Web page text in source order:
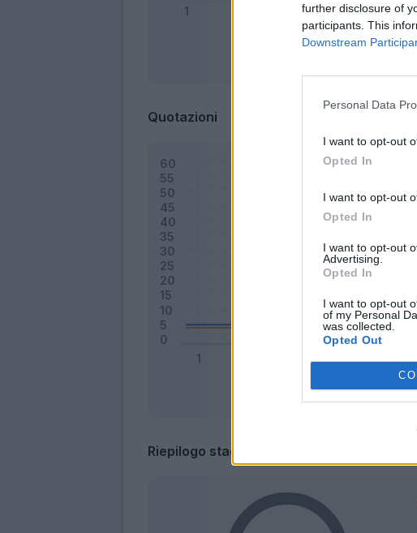
further disclosure of
participants. This
Downstream
Personal Data
I want to opt-out
Opted In
I want to opt-out
Opted In
I want to opt-out
Advertising.
Opted In
I want to opt-out
of my Personal
was collected.
Opted Out
Quotazioni
Classic
Riepilogo stagione